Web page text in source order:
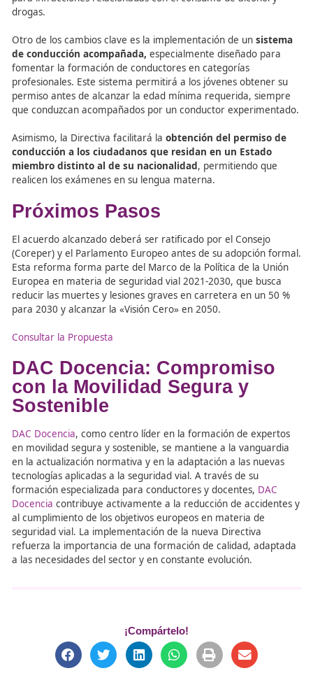
Medidas para una Mayor
Seguridad en las
Paramejorar la seguridad vial, laDirectiva
reconocimiento médico obligatoriopara la obtención
permiso,que podrá realizarse mediante
de prueba mínimo de dos años,con normas más
para infracciones relacionadas con el consumo de
drogas.
Otro de los cambios clave es la implementación de un
fomentar la formación de conductores en categorías
profesionales. Este sistema permitirá a los jóvenes
permiso antes de alcanzar la edad mínima requerida,
que conduzcan acompañados por un conductor
conducción a los ciudadanos que residan en un
realicen los exámenes en su lengua materna.
Próximos Pasos
El acuerdo alcanzado deberá ser ratificado por el
(Coreper) y el Parlamento Europeo antes de su
Esta reforma forma parte del Marco de la Política de la
Europea en materia de seguridad vial 2021-2030, que
reducir las muertes y lesiones graves en carretera en
para 2030 y alcanzar la «Visión Cero» en 2050.
Consultar la Propuesta
Sostenible
DAC Docencia
, como centro líder en la formación de